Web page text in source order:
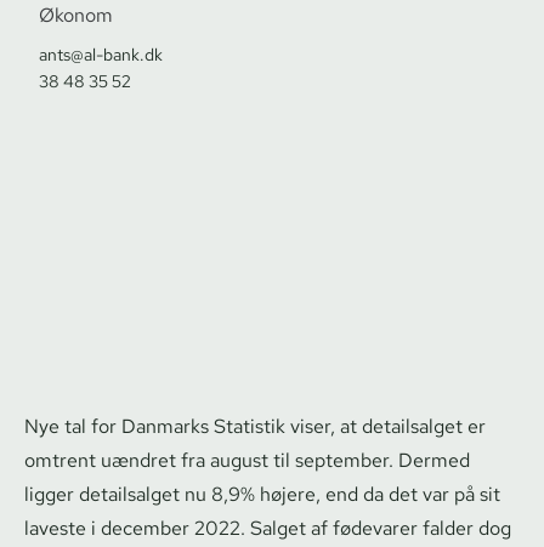
Økonom
ants@al-bank.dk
38 48 35 52
Nye tal for Danmarks Statistik viser, at detailsalget er
omtrent uændret fra august til september. Dermed
ligger detailsalget nu 8,9% højere, end da det var på sit
laveste i december 2022. Salget af fødevarer falder dog